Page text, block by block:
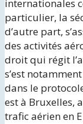
internationales
particulier, la
d’autre part,
des activités
droit qui régit
s’est
dans le
est à Bruxelles,
trafic aérien en